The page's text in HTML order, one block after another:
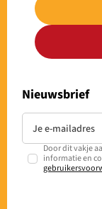
Nieuwsbrief
Door dit vakje
informatie en